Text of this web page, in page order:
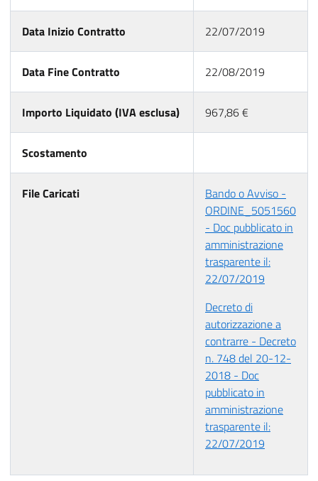
Data Inizio Contratto 22/07/2019
Data Fine Contratto 22/08/2019
Importo Liquidato (IVA esclusa) 967,86 €
Scostamento
File Caricati
Bando o Avviso -
ORDINE_5051560
- Doc pubblicato in
amministrazione
trasparente il:
22/07/2019
Decreto di
autorizzazione a
contrarre - Decreto
n. 748 del 20-12-
2018 - Doc
pubblicato in
amministrazione
trasparente il:
22/07/2019